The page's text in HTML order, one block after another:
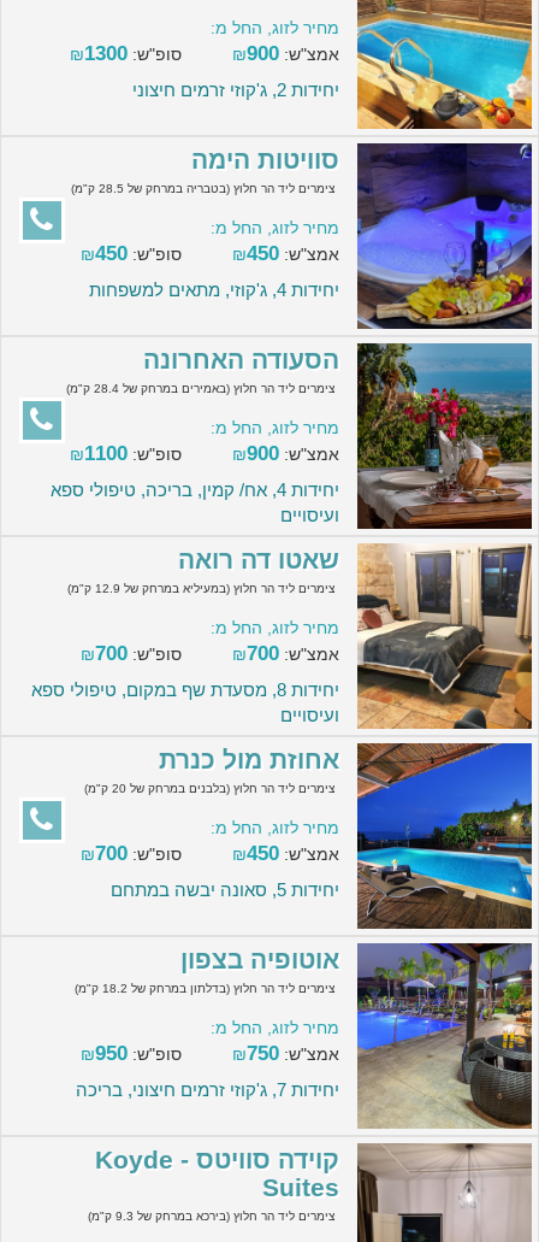
מחיר לזוג, החל מ:
אמצ"ש:
₪900 סופ"ש: ₪1300
יחידות 2, ג'קוזי זרמים חיצוני
סוויטות הימה
צימרים ליד הר חלוץ (בטבריה במרחק של 28.5 ק"מ)
מחיר לזוג, החל מ:
אמצ"ש:
₪450 סופ"ש: ₪450
יחידות 4, ג'קוזי, מתאים למשפחות
הסעודה האחרונה
צימרים ליד הר חלוץ (באמירים במרחק של 28.4 ק"מ)
מחיר לזוג, החל מ:
אמצ"ש:
₪900 סופ"ש: ₪1100
יחידות 4, אח/ קמין, בריכה, טיפולי ספא
ועיסויים
שאטו דה רואה
צימרים ליד הר חלוץ (במעיליא במרחק של 12.9 ק"מ)
מחיר לזוג, החל מ:
אמצ"ש:
₪700 סופ"ש: ₪700
יחידות 8, מסעדת שף במקום, טיפולי ספא
ועיסויים
אחוזת מול כנרת
צימרים ליד הר חלוץ (בלבנים במרחק של 20 ק"מ)
מחיר לזוג, החל מ:
אמצ"ש:
₪450 סופ"ש: ₪700
יחידות 5, סאונה יבשה במתחם
אוטופיה בצפון
צימרים ליד הר חלוץ (בדלתון במרחק של 18.2 ק"מ)
מחיר לזוג, החל מ:
אמצ"ש:
₪750 סופ"ש: ₪950
יחידות 7, ג'קוזי זרמים חיצוני, בריכה
קוידה סוויטס - Koyde
Suites
צימרים ליד הר חלוץ (בירכא במרחק של 9.3 ק"מ)